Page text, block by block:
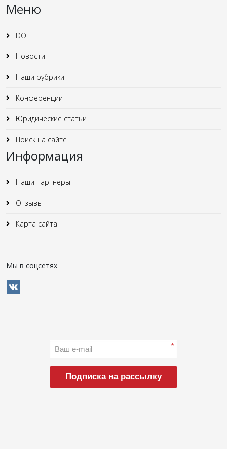
Меню
DOI
Новости
Наши рубрики
Конференции
Юридические статьи
Поиск на сайте
Информация
Наши партнеры
Отзывы
Карта сайта
Мы в соцсетях
*
Подписка на рассылку